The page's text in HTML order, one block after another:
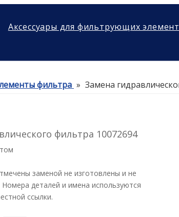
Аксессуары для фильтрующих
фильтра » Замена
фильтра 10072694
заменой не изготовлены и не
Номера деталей и имена используются
ссылки.